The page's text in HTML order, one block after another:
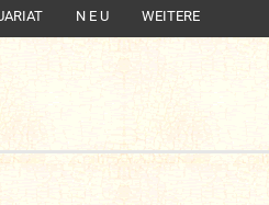
N E U WEITERE